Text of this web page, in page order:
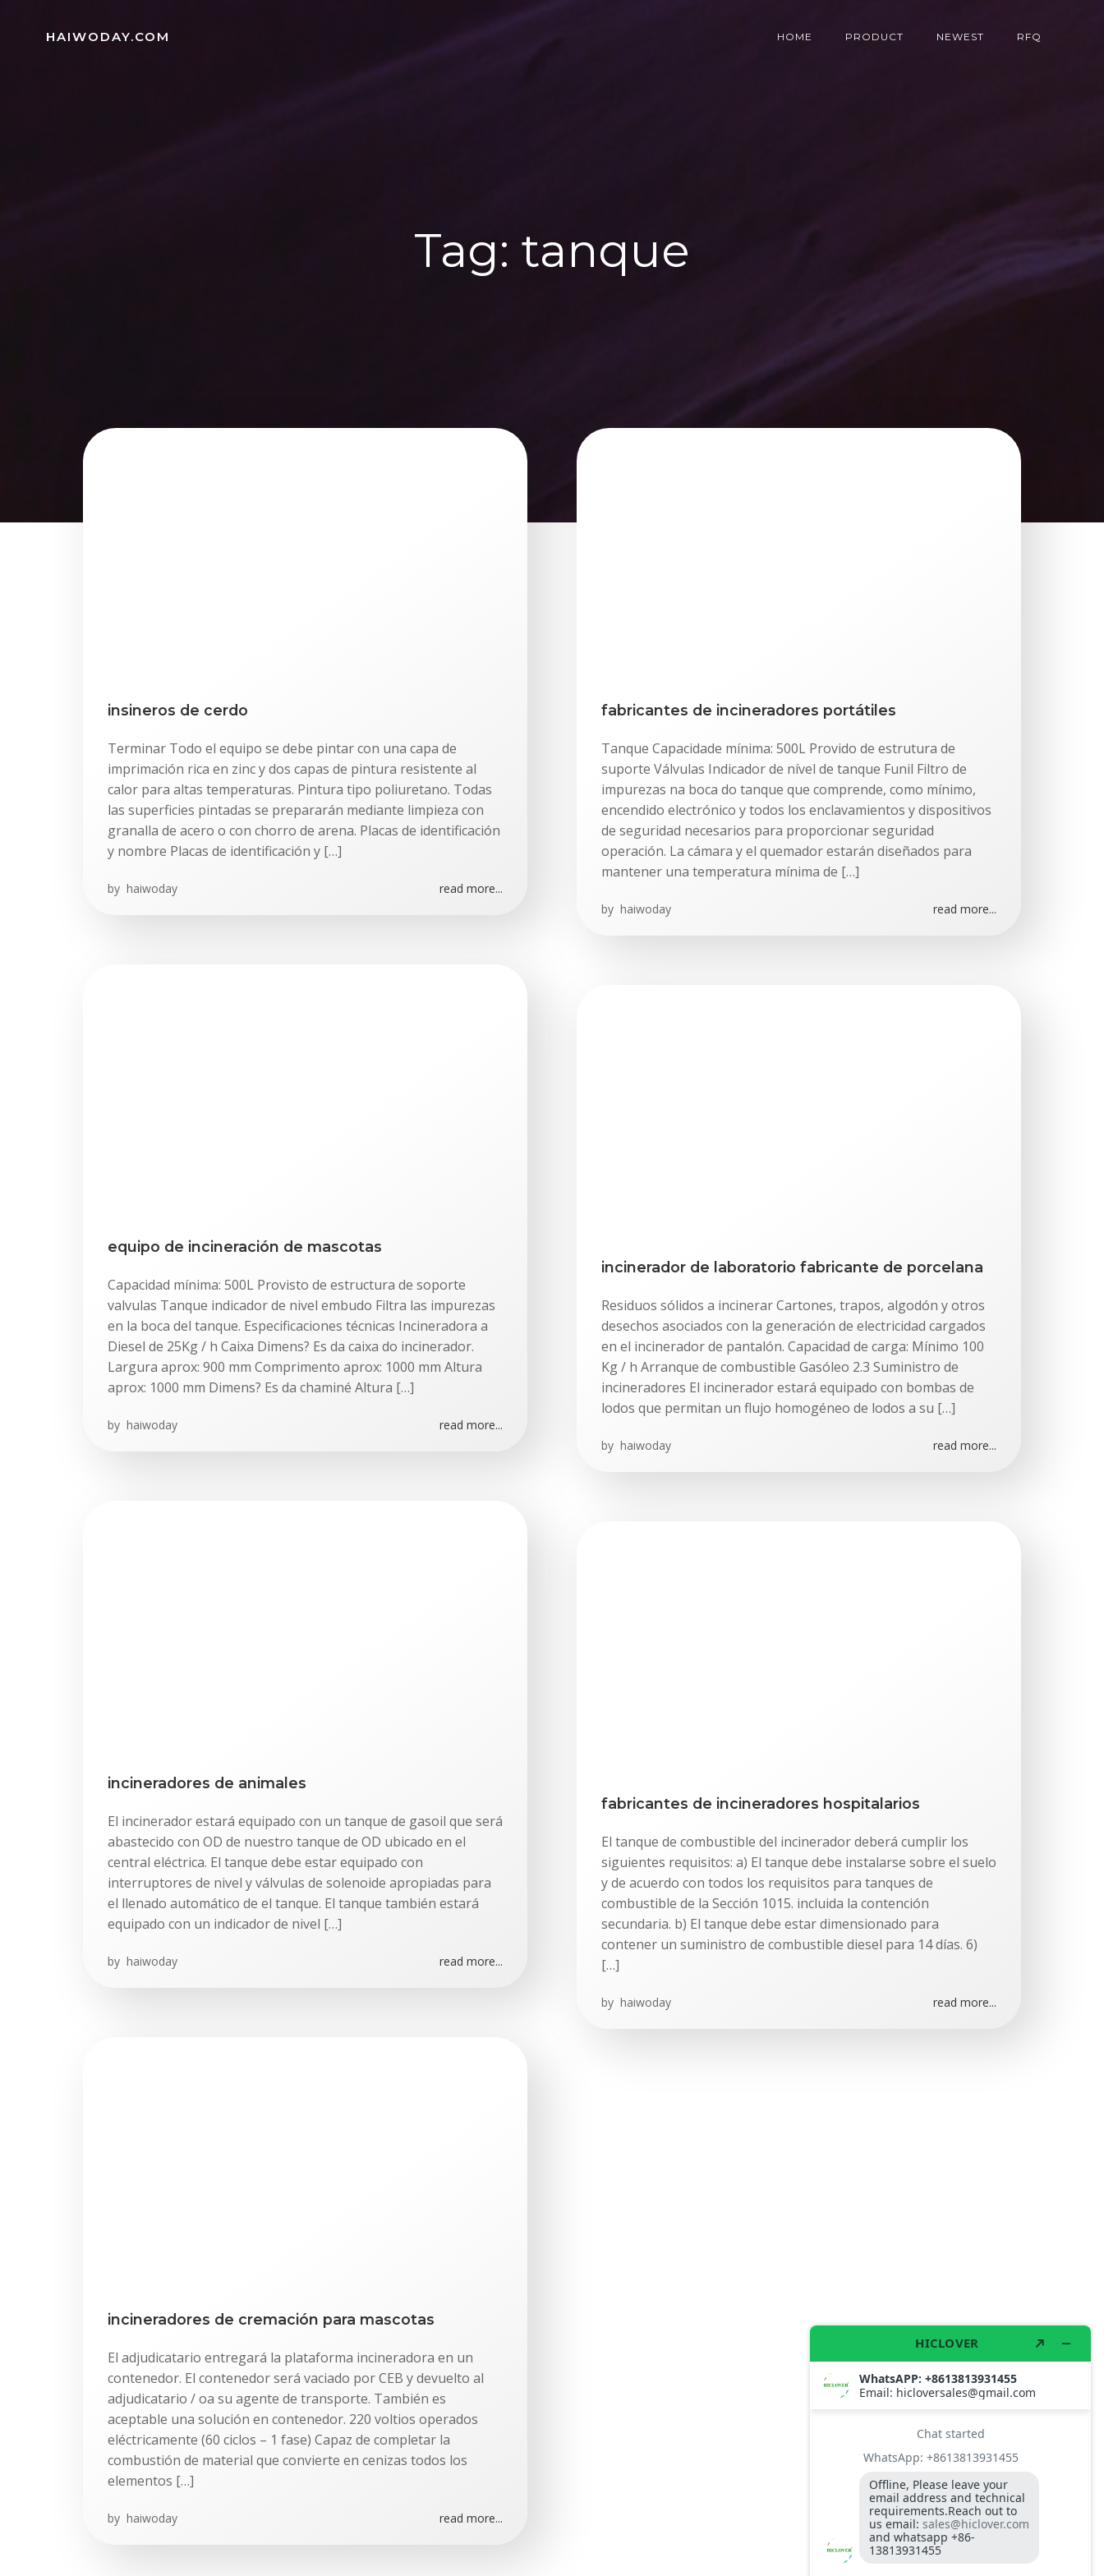
HAIWODAY.COM HOME PRODUCT NEWEST RFQ
Tag: tanque
insineros de cerdo
Terminar Todo el equipo se debe pintar con una capa de
imprimación rica en zinc y dos capas de pintura resistente al
calor para altas temperaturas. Pintura tipo poliuretano. Todas
las superficies pintadas se prepararán mediante limpieza con
granalla de acero o con chorro de arena. Placas de identificación
y nombre Placas de identificación y […]
by haiwoday read more...
fabricantes de incineradores portátiles
Tanque Capacidade mínima: 500L Provido de estrutura de
suporte Válvulas Indicador de nível de tanque Funil Filtro de
impurezas na boca do tanque que comprende, como mínimo,
encendido electrónico y todos los enclavamientos y dispositivos
de seguridad necesarios para proporcionar seguridad
operación. La cámara y el quemador estarán diseñados para
mantener una temperatura mínima de […]
by haiwoday read more...
equipo de incineración de mascotas
Capacidad mínima: 500L Provisto de estructura de soporte
valvulas Tanque indicador de nivel embudo Filtra las impurezas
en la boca del tanque. Especificaciones técnicas Incineradora a
Diesel de 25Kg / h Caixa Dimens? Es da caixa do incinerador.
Largura aprox: 900 mm Comprimento aprox: 1000 mm Altura
aprox: 1000 mm Dimens? Es da chaminé Altura […]
by haiwoday read more...
incinerador de laboratorio fabricante de porcelana
Residuos sólidos a incinerar Cartones, trapos, algodón y otros
desechos asociados con la generación de electricidad cargados
en el incinerador de pantalón. Capacidad de carga: Mínimo 100
Kg / h Arranque de combustible Gasóleo 2.3 Suministro de
incineradores El incinerador estará equipado con bombas de
lodos que permitan un flujo homogéneo de lodos a su […]
by haiwoday read more...
incineradores de animales
El incinerador estará equipado con un tanque de gasoil que será
abastecido con OD de nuestro tanque de OD ubicado en el
central eléctrica. El tanque debe estar equipado con
interruptores de nivel y válvulas de solenoide apropiadas para
el llenado automático de el tanque. El tanque también estará
equipado con un indicador de nivel […]
by haiwoday read more...
fabricantes de incineradores hospitalarios
El tanque de combustible del incinerador deberá cumplir los
siguientes requisitos: a) El tanque debe instalarse sobre el suelo
y de acuerdo con todos los requisitos para tanques de
combustible de la Sección 1015. incluida la contención
secundaria. b) El tanque debe estar dimensionado para
contener un suministro de combustible diesel para 14 días. 6)
[…]
by haiwoday read more...
incineradores de cremación para mascotas
El adjudicatario entregará la plataforma incineradora en un
contenedor. El contenedor será vaciado por CEB y devuelto al
adjudicatario / oa su agente de transporte. También es
aceptable una solución en contenedor. 220 voltios operados
eléctricamente (60 ciclos – 1 fase) Capaz de completar la
combustión de material que convierte en cenizas todos los
elementos […]
by haiwoday read more...